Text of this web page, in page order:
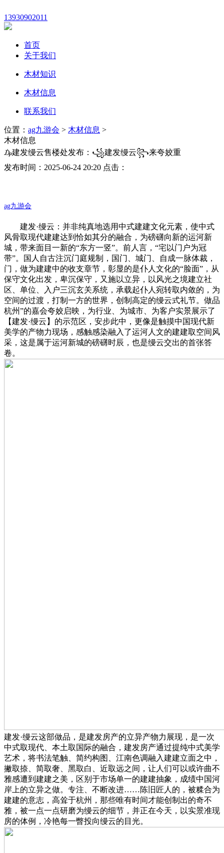
13930902011
首页
关于我们
木材知识
木材信息
联系我们
位置： ag九游会 > 木材信息 >
木材信息
₯建发缦云售楼处发布：꧁建发缦云꧂来夸姣重
发布时间：2025-06-24 20:20 点击：
ag九游会
建发·缦云：并非纯真地选用中式建建文化元素，使中式
风骨取现代建建达到恰如其分的融合，为磅礴向新的运河新
城，带来面目一新的“东方一竖”。前人言，“宅以门户为冠
带”。国人自古注沉门庭规制，国门、城门、自成一脉体裁，
门，做为建建中的收支章节，彰显的是仆人文化的“脸面”，从
保守文化出发，卑沉保守，又施以立异，以风光之境建立社
区、单位、入户三沉玄关系统，承载起仆人宛转取内敛的，为
空间的过渡，打制一方的世界，创制高定的缦云式礼节。做品
杭州”的嘉会夸姣启映，为行业、为城市、为客户实景展示了
【建发·缦云】的示范区，安步此中，更像是触摸中国现代新
美学的产物力现场，感触感染融入了运河人文的建建取空间风
采，这是属于运河新城的磅礴时辰，也是缦云交出的首张答
卷。
建发·缦云这部做品，是建发房产的立异产物力展现，是一次
中式取现代、本土取国际的融合，建发房产通过提纯中式美学
艺术，将书法笔触、简约构图、江南色调融入建建立面之中，
撇取捺、简取奢、黑取白、近取远之间，让人们可以或许曲不
雅感遭到建建之美，区别于市场单一的建建抽象，成绩中国河
岸上的立异之做。专注、不断改进……陈旧匠人的，被糅合为
建建的意志，高耸于杭州，那些唯有时间才能创制出的奇不
雅，被一点一点研磨为缦云的细节，并正在今天，以实景准现
房的体例，冷艳每一瞥投向缦云的目光。